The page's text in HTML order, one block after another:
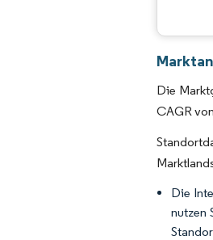
Die
CAGR
Die
nutzen